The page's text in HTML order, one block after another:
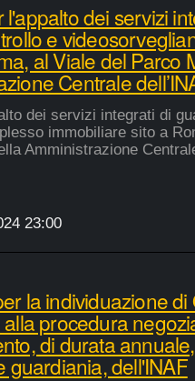
dei servizi
e
al Viale del Parco
Centrale
dei servizi integrati di
immobiliare sito a
Amministrazione
23:00
la individuazione
procedura
di durata
guardiania, dell'INAF